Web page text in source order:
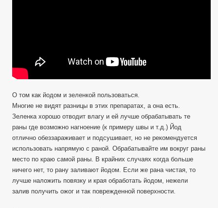
О том как йодом и зеленкой пользоваться.
Многие не видят разницы в этих препаратах, а она есть.
Зеленка хорошо отводит влагу и ей лучше обрабатывать те
раны где возможно нагноение (к примеру швы и т.д.) Йод
отлично обеззараживает и подсушивает, но не рекомендуется
использовать напрямую с раной. Обрабатывайте им вокруг раны
место по краю самой раны. В крайних случаях когда больше
ничего нет, то рану заливают йодом. Если же рана чистая, то
лучше наложить повязку и края обработать йодом, нежели
залив получить ожог и так поврежденной поверхности.